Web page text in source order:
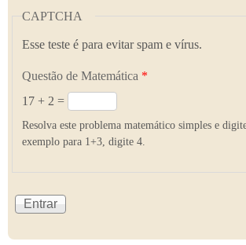
CAPTCHA
Esse teste é para evitar spam e vírus.
Questão de Matemática *
17 + 2 =
Resolva este problema matemático simples e
exemplo para 1+3, digite 4.